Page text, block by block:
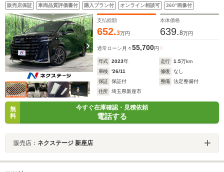
衝突軽減装置 障害物
センサー
ア 黒ナッパ革シート パワーシート ベンチレーショ
ン デジタルインナーミラー
販売店保証 車両品質評価書付 購入プラン付 オンライン相談可 360°画像付
支払総額
652.3万円
本体価格
639.8万円
通常ローン 月々55,700円
年式 2023年 走行 1.5万km
車検
'26/11 修復
なし
保証
保証付 整備
法定整備付
住所
埼玉県新座市
無
料
今すぐ在庫確認・見積依頼
電話する
販売店： ネクステージ 新座店